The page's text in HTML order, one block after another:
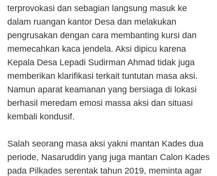
terprovokasi dan sebagian langsung masuk ke
dalam ruangan kantor Desa dan melakukan
pengrusakan dengan cara membanting kursi dan
memecahkan kaca jendela. Aksi dipicu karena
Kepala Desa Lepadi Sudirman Ahmad tidak juga
memberikan klarifikasi terkait tuntutan masa aksi.
Namun aparat keamanan yang bersiaga di lokasi
berhasil meredam emosi massa aksi dan situasi
kembali kondusif.
Salah seorang masa aksi yakni mantan Kades dua
periode, Nasaruddin yang juga mantan Calon Kades
pada Pilkades serentak tahun 2019, meminta agar